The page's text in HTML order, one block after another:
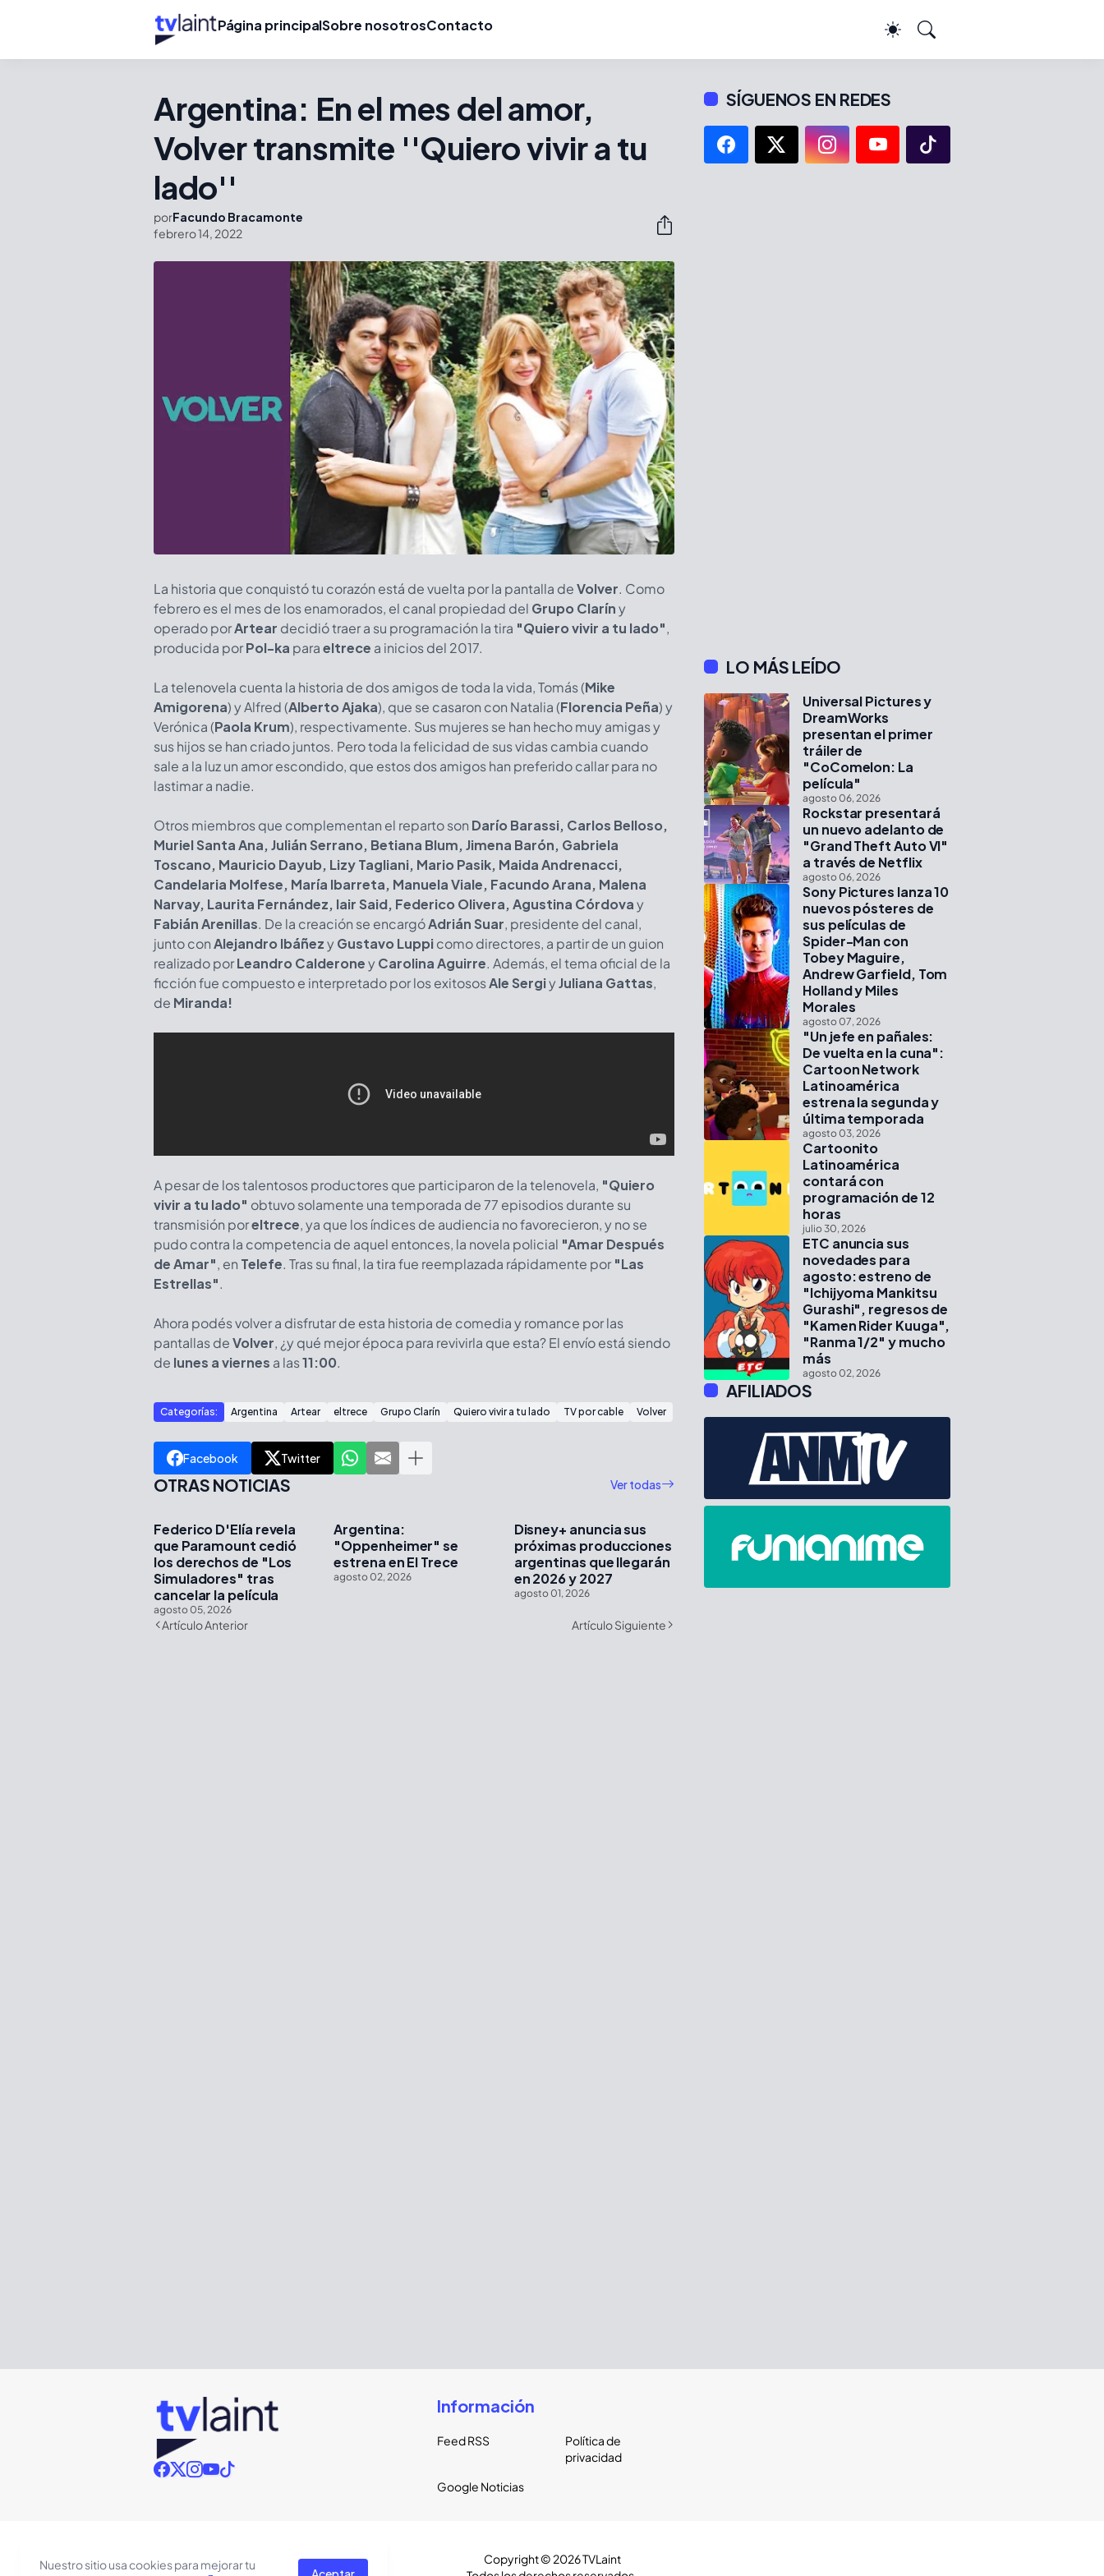
Página principalSobre nosotrosContacto
Argentina: En el mes del amor,
Volver transmite ''Quiero vivir a tu
lado''
porFacundo Bracamonte
febrero 14, 2022
La historia que conquistó tu corazón está de vuelta por la pantalla deVolver. Como
febrero es el mes de los enamorados, el canal propiedad del Grupo Claríny
operado porArtear decidió traer a su programación la tira "Quiero vivir a tu lado",
producida porPol-ka paraeltrece a inicios del 2017.
La telenovela cuenta la historia de dos amigos de toda la vida, Tomás (Mike
Amigorena) y Alfred (Alberto Ajaka), que se casaron con Natalia (Florencia Peña) y
Verónica (Paola Krum), respectivamente. Sus mujeres se han hecho muy amigas y
sus hijos se han criado juntos. Pero toda la felicidad de sus vidas cambia cuando
sale a la luz un amor escondido, que estos dos amigos han preferido callar para no
lastimar a nadie.
Otros miembros que complementan el reparto son Darío Barassi, Carlos Belloso,
Muriel Santa Ana, Julián Serrano, Betiana Blum, Jimena Barón, Gabriela
Toscano, Mauricio Dayub, Lizy Tagliani, Mario Pasik, Maida Andrenacci,
Candelaria Molfese, María Ibarreta, Manuela Viale, Facundo Arana, Malena
Narvay, Laurita Fernández, Iair Said, Federico Olivera, Agustina Córdovay
Fabián Arenillas. De la creación se encargóAdrián Suar, presidente del canal,
junto conAlejandro IbáñezyGustavo Luppicomo directores, a partir de un guion
realizado porLeandro CalderoneyCarolina Aguirre. Además, el tema oficial de la
ficción fue compuesto e interpretado por los exitososAle SergiyJuliana Gattas,
de Miranda!
A pesar de los talentosos productores que participaron de la telenovela, "Quiero
vivir a tu lado" obtuvo solamente una temporada de 77 episodios durante su
transmisión poreltrece, ya que los índices de audiencia no favorecieron, y no se
pudo contra la competencia de aquel entonces, la novela policial "Amar Después
de Amar", en Telefe. Tras su final, la tira fue reemplazada rápidamente por"Las
Estrellas".
Ahora podés volver a disfrutar de esta historia de comedia y romance por las
pantallas deVolver, ¿y qué mejor época para revivirla que esta? El envío está siendo
de lunes a viernes a las11:00.
Categorías: Argentina Artear eltrece Grupo Clarín Quiero vivir a tu lado TV por cable Volver
Facebook Twitter
OTRAS NOTICIAS Ver todas
Federico D'Elía revela
que Paramount cedió
los derechos de "Los
Simuladores" tras
cancelar la película
agosto 05, 2026
Argentina:
"Oppenheimer" se
estrena en El Trece
agosto 02, 2026
Disney+ anuncia sus
próximas producciones
argentinas que llegarán
en 2026 y 2027
agosto 01, 2026
Artículo Anterior Artículo Siguiente
SÍGUENOS EN REDES
LO MÁS LEÍDO
Universal Pictures y
DreamWorks
presentan el primer
tráiler de
"CoComelon: La
película"
agosto 06, 2026
Rockstar presentará
un nuevo adelanto de
"Grand Theft Auto VI"
a través de Netflix
agosto 06, 2026
Sony Pictures lanza 10
nuevos pósteres de
sus películas de
Spider-Man con
Tobey Maguire,
Andrew Garfield, Tom
Holland y Miles
Morales
agosto 07, 2026
"Un jefe en pañales:
De vuelta en la cuna":
Cartoon Network
Latinoamérica
estrena la segunda y
última temporada
agosto 03, 2026
Cartoonito
Latinoamérica
contará con
programación de 12
horas
julio 30, 2026
ETC anuncia sus
novedades para
agosto: estreno de
"Ichijyoma Mankitsu
Gurashi", regresos de
"Kamen Rider Kuuga",
"Ranma 1/2" y mucho
más
agosto 02, 2026
AFILIADOS
Información
Feed RSS
Política de
privacidad
Google Noticias
Copyright © 2026TVLaint
Nuestro sitio usa cookies para mejorar tu